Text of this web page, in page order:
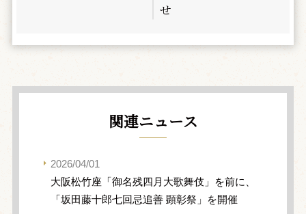
せ
関連ニュース
2026/04/01
大阪松竹座「御名残四月大歌舞伎」を前に、
「坂田藤十郎七回忌追善 顕彰祭」を開催